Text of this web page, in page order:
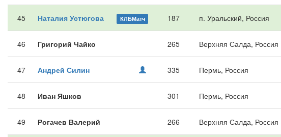
45 КЛБМатч
Наталия Устюгова 187 п. Уральский, Россия
46 Григорий Чайко 265 Верхняя Салда, Россия
47 Андрей Силин 335 Пермь, Россия
48 Иван Яшков 301 Пермь, Россия
49 Рогачев Валерий 266 Верхняя Салда, Россия